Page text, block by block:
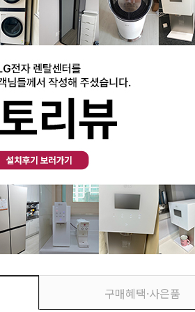
구매혜택·사은품